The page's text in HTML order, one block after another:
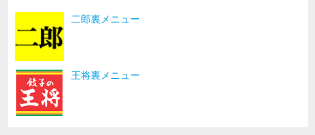
二郎裏メニュー
王将裏メニュー